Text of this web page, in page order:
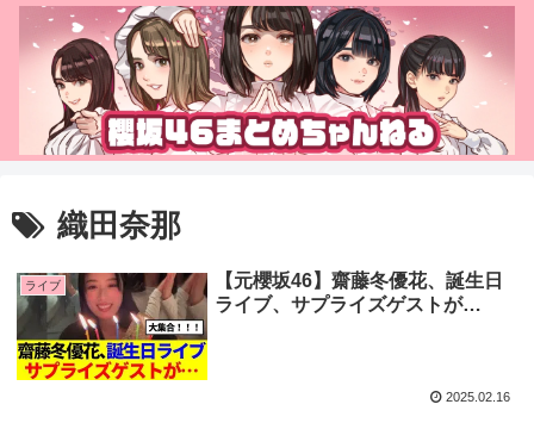
織田奈那
ライブ
【元櫻坂46】齋藤冬優花、誕生日
ライブ、サプライズゲストが…
2025.02.16